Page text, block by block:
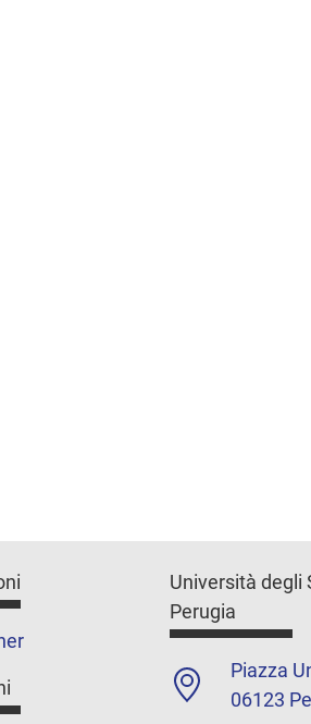
Università degli
Perugia
Piazza
06123